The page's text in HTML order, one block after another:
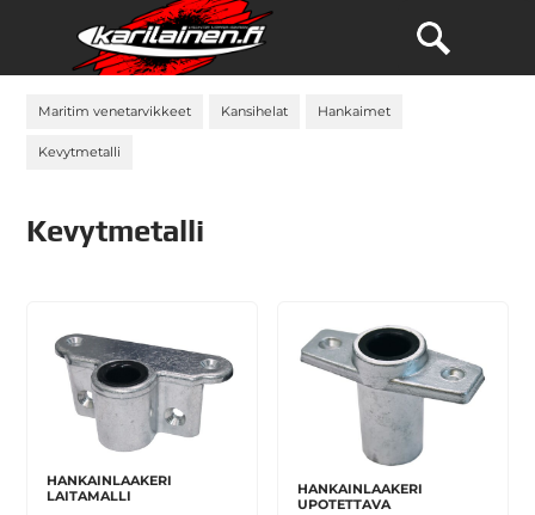
Maritim venetarvikkeet Kansihelat Hankaimet
Kevytmetalli
Kevytmetalli
HANKAINLAAKERI
LAITAMALLI
HANKAINLAAKERI
UPOTETTAVA